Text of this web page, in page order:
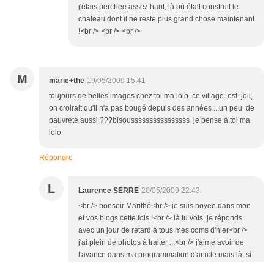
j'étais perchee assez haut, là où était construit le
chateau dont il ne reste plus grand chose maintenant
!<br /> <br /> <br />
M marie+the 19/05/2009 15:41
toujours de belles images chez toi ma lolo..ce village est joli,
on croirait qu'il n'a pas bougé depuis des années ...un peu de
pauvreté aussi ???bisoussssssssssssssss je pense à toi ma
lolo
Répondre
L Laurence SERRE 20/05/2009 22:43
<br /> bonsoir Marithé<br /> je suis noyee dans mon
et vos blogs cette fois !<br /> là tu vois, je réponds
avec un jour de retard à tous mes coms d'hier<br />
j'ai plein de photos à traiter ...<br /> j'aime avoir de
l'avance dans ma programmation d'article mais là, si